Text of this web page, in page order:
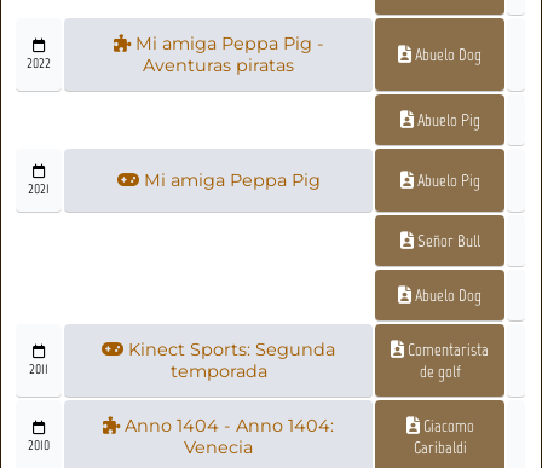
2022
Mi amiga Peppa Pig -
Aventuras piratas
Abuelo Dog
Abuelo Pig
2021 Mi amiga Peppa Pig Abuelo Pig
Señor Bull
Abuelo Dog
2011
Kinect Sports: Segunda
temporada
Comentarista
de golf
2010
Anno 1404 - Anno 1404:
Venecia
Giacomo
Garibaldi